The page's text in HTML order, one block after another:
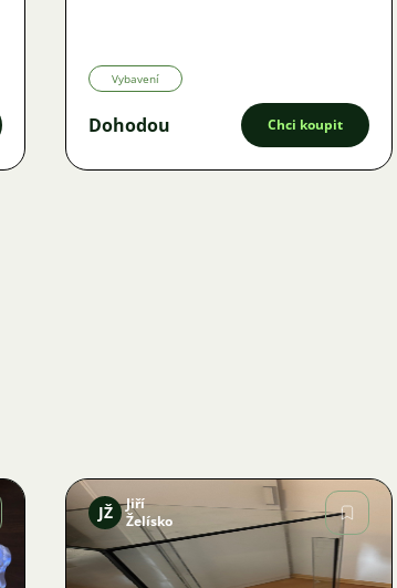
Vybavení
Dohodou Chci koupit
JŽ
Jiří
Želísko